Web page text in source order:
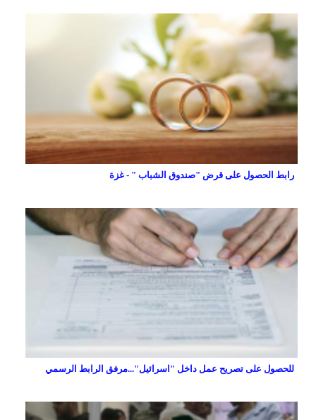
رابط الحصول على قرض "صندوق الشباب " - غزة
للحصول على تصريح عمل داخل "اسرائيل"...مرفق الرابط الرسمي